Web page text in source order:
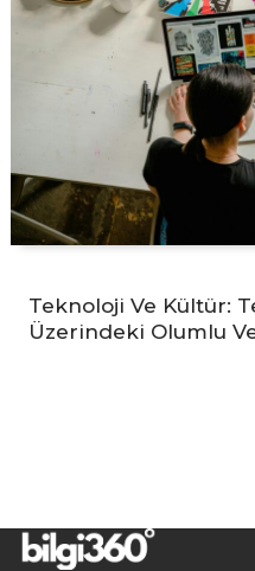
Teknoloji Ve Kültür:
Üzerindeki Olumlu